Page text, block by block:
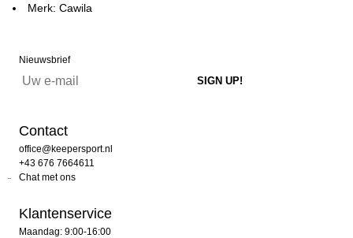
Merk: Cawila
Nieuwsbrief
Contact
office@keepersport.nl
+43 676 7664611
Chat met ons
Klantenservice
Maandag: 9:00-16:00